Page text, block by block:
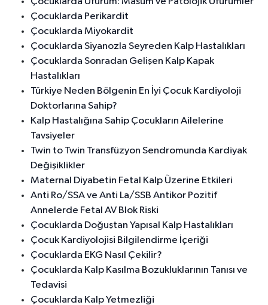
Çocuklarda Perikardit
Çocuklarda Miyokardit
Çocuklarda Siyanozla Seyreden Kalp Hastalıkları
Çocuklarda Sonradan Gelişen Kalp Kapak
Hastalıkları
Türkiye Neden Bölgenin En İyi Çocuk Kardiyoloji
Doktorlarına Sahip?
Kalp Hastalığına Sahip Çocukların Ailelerine
Tavsiyeler
Twin to Twin Transfüzyon Sendromunda Kardiyak
Değişiklikler
Maternal Diyabetin Fetal Kalp Üzerine Etkileri
Anti Ro/SSA ve Anti La/SSB Antikor Pozitif
Annelerde Fetal AV Blok Riski
Çocuklarda Doğuştan Yapısal Kalp Hastalıkları
Çocuk Kardiyolojisi Bilgilendirme İçeriği
Çocuklarda EKG Nasıl Çekilir?
Çocuklarda Kalp Kasılma Bozukluklarının Tanısı ve
Tedavisi
Çocuklarda Kalp Yetmezliği